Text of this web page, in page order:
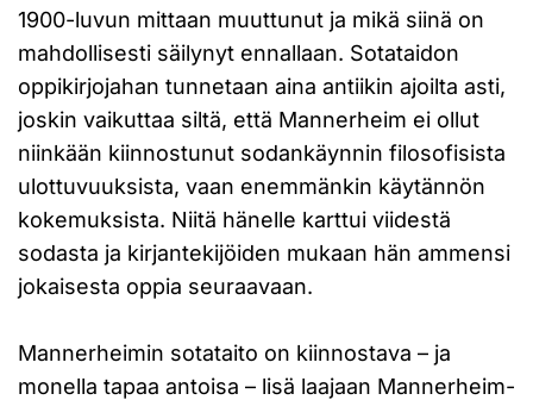
1900-luvun mittaan muuttunut ja mikä siinä on
mahdollisesti säilynyt ennallaan. Sotataidon
oppikirjojahan tunnetaan aina antiikin ajoilta asti,
joskin vaikuttaa siltä, että Mannerheim ei ollut
niinkään kiinnostunut sodankäynnin filosofisista
ulottuvuuksista, vaan enemmänkin käytännön
kokemuksista. Niitä hänelle karttui viidestä
sodasta ja kirjantekijöiden mukaan hän ammensi
jokaisesta oppia seuraavaan.
Mannerheimin sotataito on kiinnostava – ja
monella tapaa antoisa – lisä laajaan Mannerheim-